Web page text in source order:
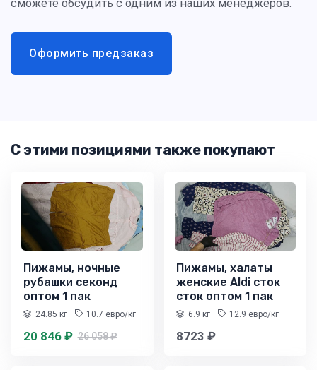
сможете обсудить с одним из наших менеджеров.
Оформить предзаказ
С этими позициями также покупают
Пижамы, ночные
рубашки секонд
оптом 1 пак
24.85 кг 10.7 евро/кг
20 846 ₽ 26 058 ₽
Пижамы, халаты
женские Aldi сток
сток оптом 1 пак
6.9 кг 12.9 евро/кг
8723 ₽